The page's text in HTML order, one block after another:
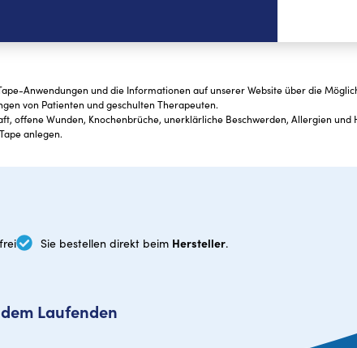
Anwendungen und die Informationen auf unserer Website über die
von Patienten und geschulten Therapeuten.
offene Wunden, Knochenbrüche, unerklärliche Beschwerden, Allergien
anlegen.
Sie bestellen direkt beim Hersteller.
Laufenden